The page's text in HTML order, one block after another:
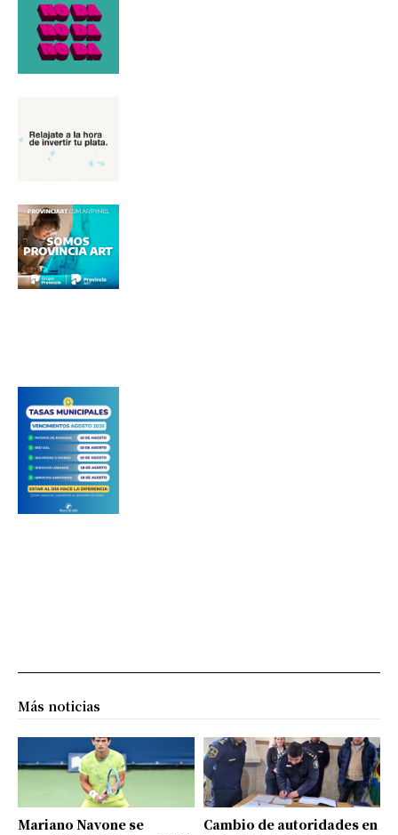
Nombre
Número de teléfono
Más noticias
Mariano Navone se
Cambio de autoridades en